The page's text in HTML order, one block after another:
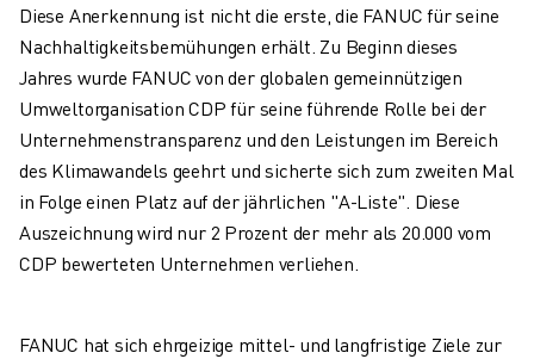
ROBOCUT NACHHALTIGKEIT
IIOT-LÖSUNGEN
INTELLIGENTE FABRIKLÖSUNGEN
PRODUKTREGISTRIERUNG » FANUC PORTAL
FALLBEISPIELE
LÖSUNGEN
BRANCHEN
ALLE BRANCHEN
LUFT- UND RAUMFAHRT
ELEKTRISCHE FAHRZEUGE
Diese Anerkennung ist nicht die erste, die FANUC für seine
Nachhaltigkeitsbemühungen erhält. Zu Beginn dieses
Jahres wurde FANUC von der globalen gemeinnützigen
Umweltorganisation CDP für seine führende Rolle bei der
Unternehmenstransparenz und den Leistungen im Bereich
des Klimawandels geehrt und sicherte sich zum zweiten Mal
in Folge einen Platz auf der jährlichen "A-Liste". Diese
Auszeichnung wird nur 2 Prozent der mehr als 20.000 vom
CDP bewerteten Unternehmen verliehen.
FANUC hat sich ehrgeizige mittel- und langfristige Ziele zur